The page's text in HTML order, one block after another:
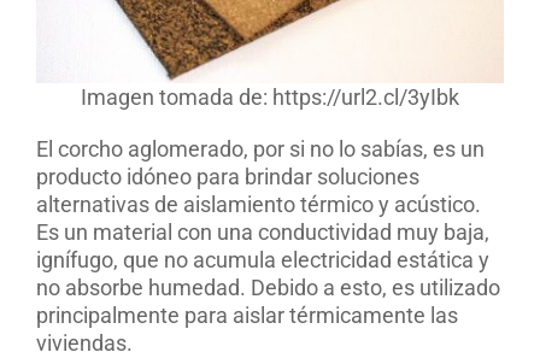
Imagen tomada de: https://url2.cl/3yIbk
El corcho aglomerado, por si no lo sabías, es un
producto idóneo para brindar soluciones
alternativas de aislamiento térmico y acústico.
Es un material con una conductividad muy baja,
ignífugo, que no acumula electricidad estática y
no absorbe humedad. Debido a esto, es utilizado
principalmente para aislar térmicamente las
viviendas.